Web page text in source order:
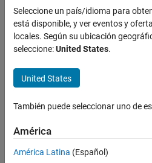
How useful was
Seleccione un país/idioma para
está disponible, y ver eventos y
locales. Según su ubicación
seleccione:United States.
United States
También puede seleccionar uno de
América
América Latina (Español)